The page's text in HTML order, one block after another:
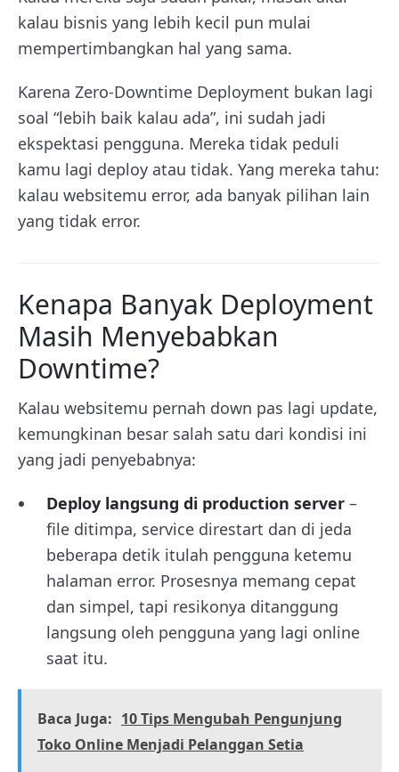
kalau bisnis yang lebih kecil pun mulai
mempertimbangkan hal yang sama.
Karena Zero-Downtime Deployment bukan lagi
soal “lebih baik kalau ada”, ini sudah jadi
ekspektasi pengguna. Mereka tidak peduli
kamu lagi deploy atau tidak. Yang mereka tahu:
kalau websitemu error, ada banyak pilihan lain
yang tidak error.
Kenapa Banyak Deployment
Masih Menyebabkan
Downtime?
Kalau websitemu pernah down pas lagi update,
kemungkinan besar salah satu dari kondisi ini
yang jadi penyebabnya:
Deploy langsung di production server –
file ditimpa, service direstart dan di jeda
beberapa detik itulah pengguna ketemu
halaman error. Prosesnya memang cepat
dan simpel, tapi resikonya ditanggung
langsung oleh pengguna yang lagi online
saat itu.
Baca Juga: 10 Tips Mengubah Pengunjung
Toko Online Menjadi Pelanggan Setia